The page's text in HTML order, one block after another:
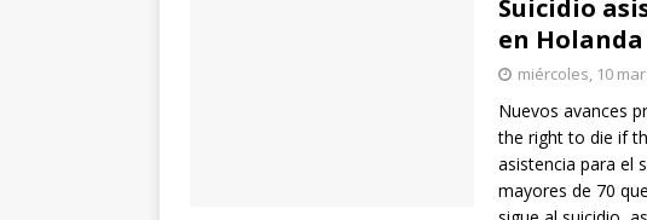
Suicidio
en Holanda
miércoles, 10
Nuevos avances
the right to die if
asistencia para el
mayores de 70